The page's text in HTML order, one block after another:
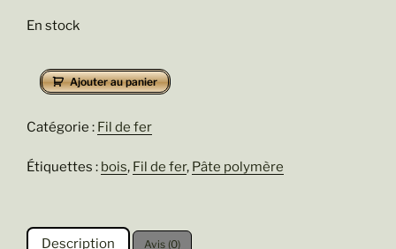
En stock
quantité
de
Dance
Ajouter au panier
Catégorie : Fil de fer
Étiquettes : bois, Fil de fer, Pâte polymère
Description Avis (0)